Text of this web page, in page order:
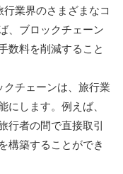
業界のさまざまなコ
、ブロックチェーン
数料を削減すること
チェーンは、旅行業
にします。例えば、
行者の間で直接取引
構築することができ